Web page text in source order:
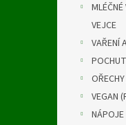
VEJCE
VAŘENÍ
VEGAN
NÁPOJE